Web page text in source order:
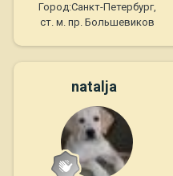
Город:Санкт-Петербург,
ст. м. пр. Большевиков
natalja